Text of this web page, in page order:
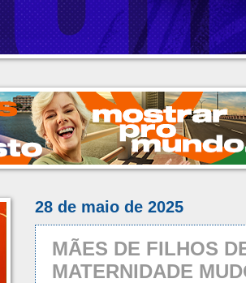
28 de maio de 2025
MÃES DE FILHOS
MATERNIDADE